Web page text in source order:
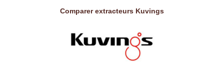
Comparer extracteurs Kuvings